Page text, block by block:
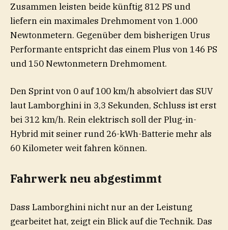
Zusammen leisten beide künftig 812 PS und
liefern ein maximales Drehmoment von 1.000
Newtonmetern. Gegenüber dem bisherigen Urus
Performante entspricht das einem Plus von 146 PS
und 150 Newtonmetern Drehmoment.
Den Sprint von 0 auf 100 km/h absolviert das SUV
lautLamborghini in 3,3 Sekunden, Schluss ist erst
bei 312 km/h. Rein elektrisch soll der Plug-in-
Hybrid mit seiner rund 26-kWh-Batterie mehr als
60 Kilometer weit fahren können.
Fahrwerk neu abgestimmt
Dass Lamborghini nicht nur an der Leistung
gearbeitet hat, zeigt ein Blick auf die Technik. Das